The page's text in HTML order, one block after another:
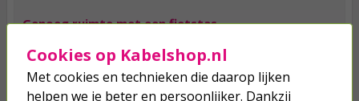
Genoeg ruimte met een fietstas
waar je jouw spulletjes moet laten? Dan is waarschijnlijk een
fietstasof fietsmand wat jij nodig hebt. In deze praktische
fietsaccessoire bewaar je veilig je spullen tijdens het fietsen.
Cookies op Kabelshop.nl
Met cookies en technieken die daarop lijken
helpen we je beter en persoonlijker. Dankzij